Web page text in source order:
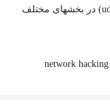
۱۰ سال سابقه تدریس در پلتفرم یودمی (udemy) در بخشهای مختلف